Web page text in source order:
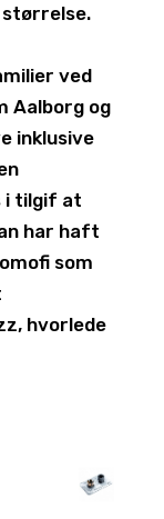
ved
Aalborg og
inklusive
i tilgif at
har haft
som
hvorlede